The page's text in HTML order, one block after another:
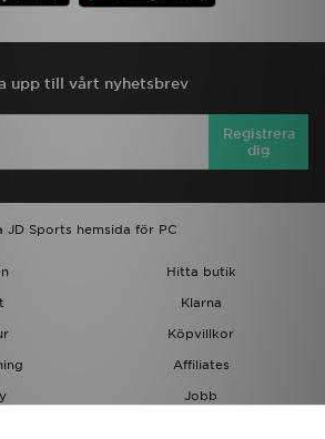
upp till vårt nyhetsbrev
Registrera
dig
JD Sports hemsida för PC
Hitta butik
Klarna
Köpvillkor
Affiliates
Jobb